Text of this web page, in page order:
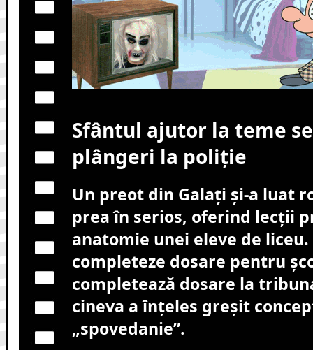
Sfântul ajutor la teme
plângeri la poliție
Un preot din Galați și-a luat
prea în serios, oferind lecții
anatomie unei eleve de liceu.
completeze dosare pentru
completează dosare la
cineva a înțeles greșit
„spovedanie”.